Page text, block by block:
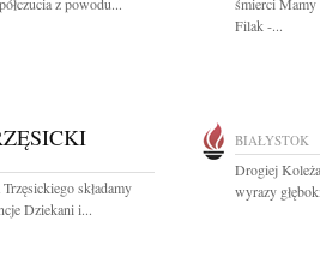
Filak -...
składamy
Dziekani i...
BIAŁYSTOK
Drogiej
wyrazy